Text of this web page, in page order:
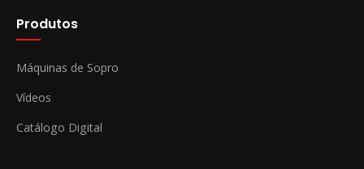
Produtos
Máquinas de Sopro
Vídeos
Catálogo Digital